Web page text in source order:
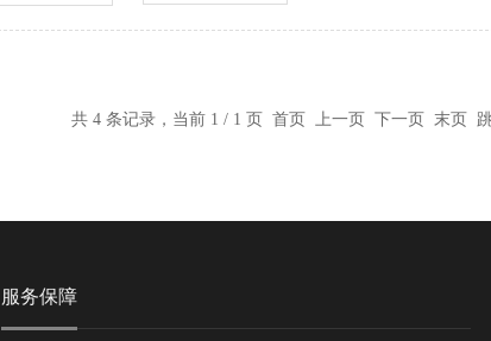
共 4 条记录，当前 1 / 1 页 首页 上一页 下一页 末页
服务保障